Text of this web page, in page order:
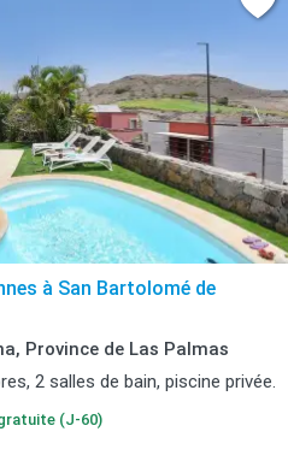
à San Bartolomé de
Province de Las Palmas
2 salles de bain, piscine privée.
(J-60)